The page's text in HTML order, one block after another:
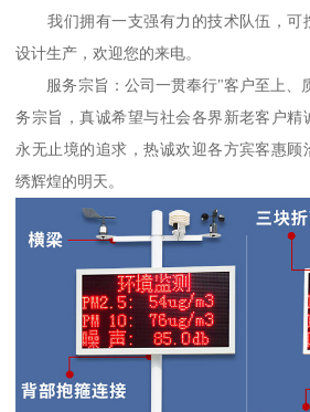
我们拥有一支强有力的技术队伍，可
设计生产，欢迎您的来电。
服务宗旨：公司一贯奉行"客户至上、
务宗旨，真诚希望与社会各界新老客户精
永无止境的追求，热诚欢迎各方宾客惠
绣辉煌的明天。